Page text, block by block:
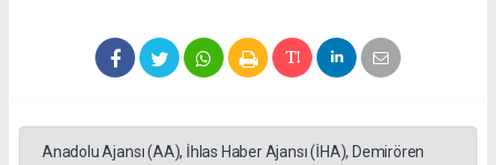
Anadolu Ajansı (AA), İhlas Haber Ajansı (İHA), Demirören